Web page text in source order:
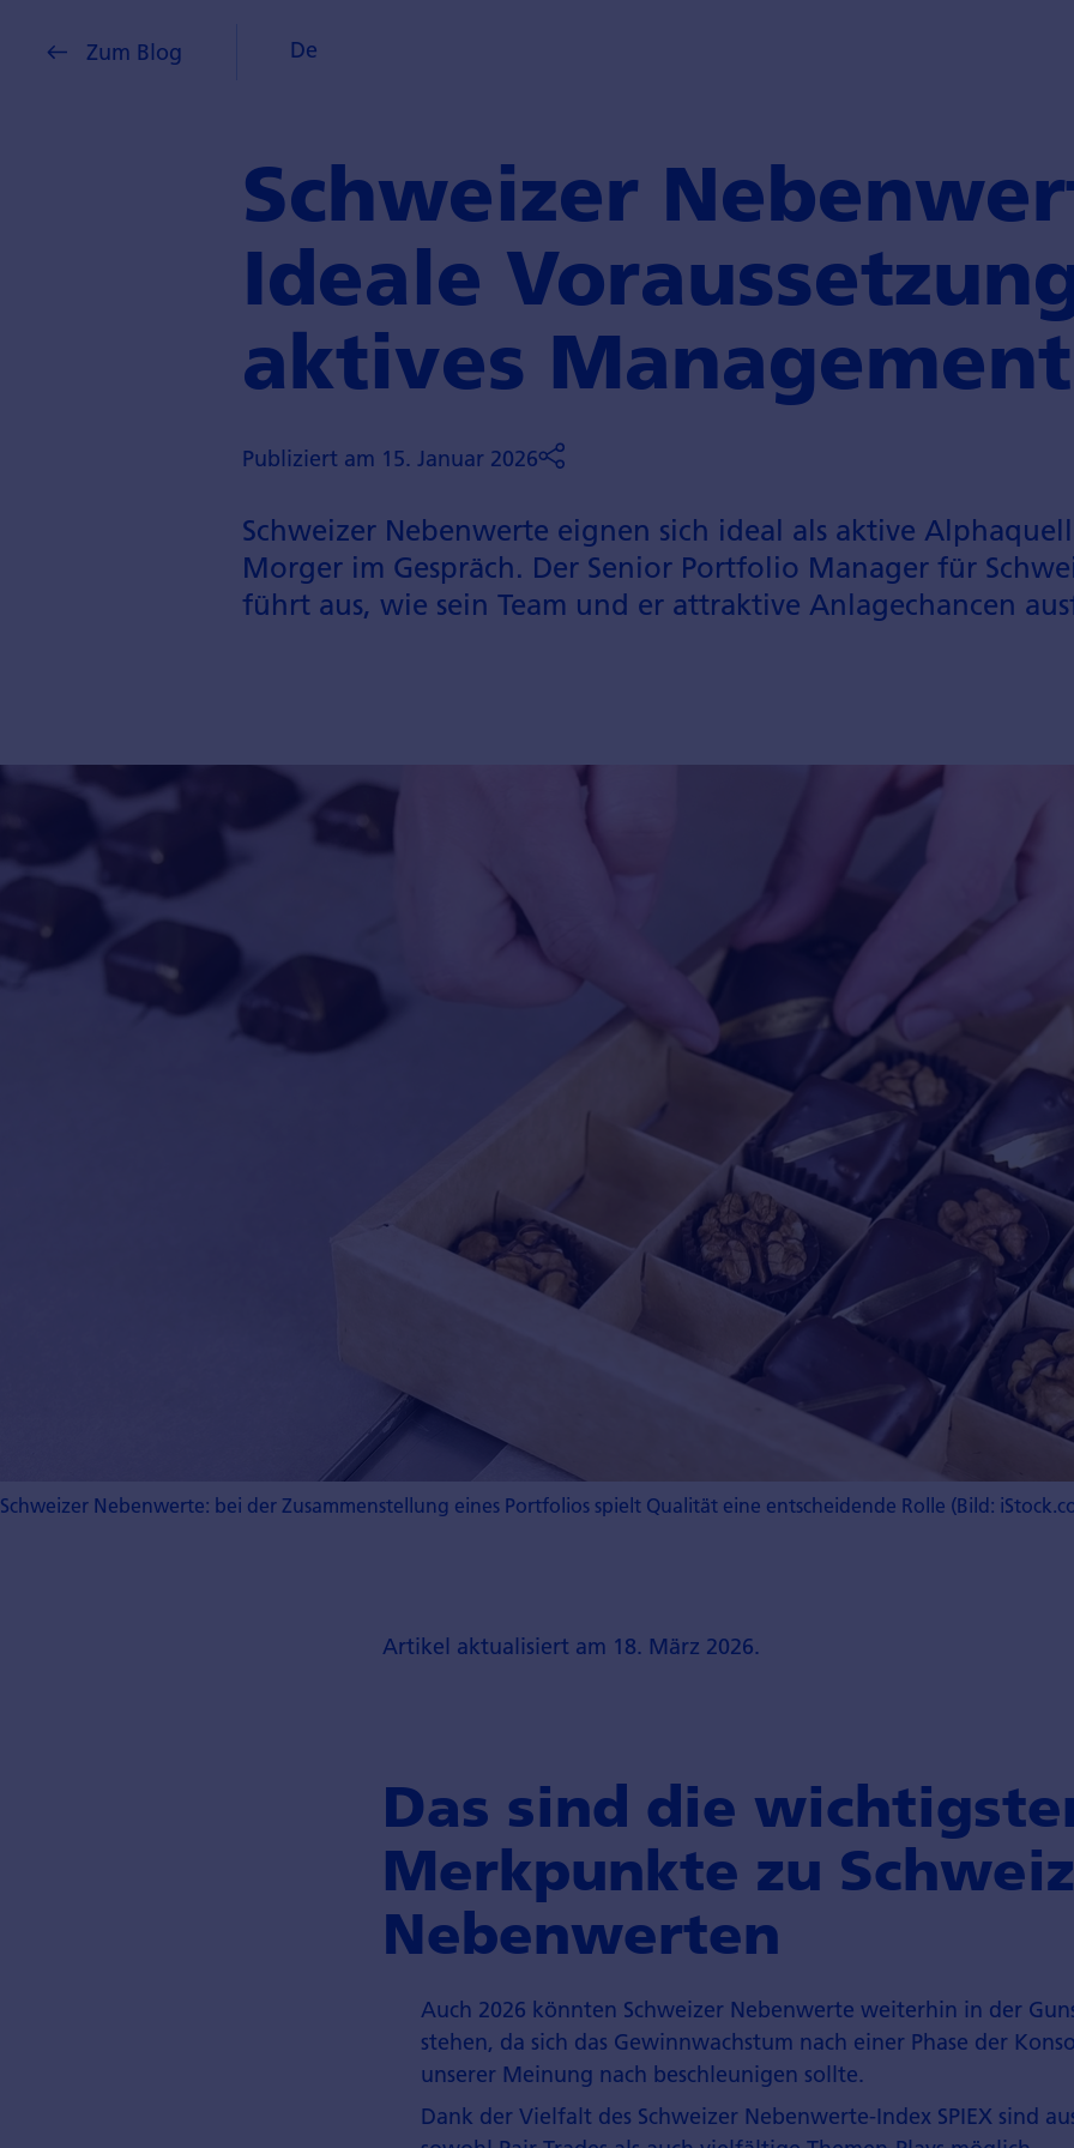
Zum Blog De
Schweizer
Ideale
aktives Management
Publiziert am 15. Januar 2026
Schweizer Nebenwerte eignen sich ideal als aktive
Morger im Gespräch. Der Senior Portfolio Manager für
führt aus, wie sein Team und er attraktive Anlagechancen
Schweizer Nebenwerte: bei der Zusammenstellung eines Portfolios spielt Qualität eine entscheidende Rolle (Bild:
Artikel aktualisiert am 18. März 2026.
Das sind die
Merkpunkte zu
Nebenwerten
Auch 2026 könnten Schweizer Nebenwerte weiterhin in der
stehen, da sich das Gewinnwachstum nach einer Phase der
unserer Meinung nach beschleunigen sollte.
Dank der Vielfalt des Schweizer Nebenwerte-Index SPIEX sind